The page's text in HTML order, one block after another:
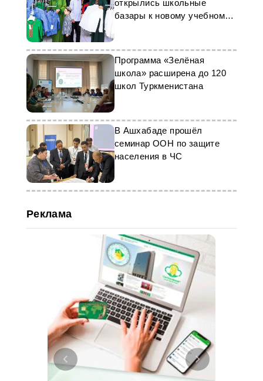
Туркменистане в прошлом году.
сортам. Он был выведен в
Калифорнийском университете в
Соединённых Штатах Америки в
открылись школьные
базары к новому учебному
Программа «Зелёная
школа» расширена до 120
школ Туркменистана
В Ашхабаде прошёл
семинар ООН по защите
населения в ЧС
Реклама